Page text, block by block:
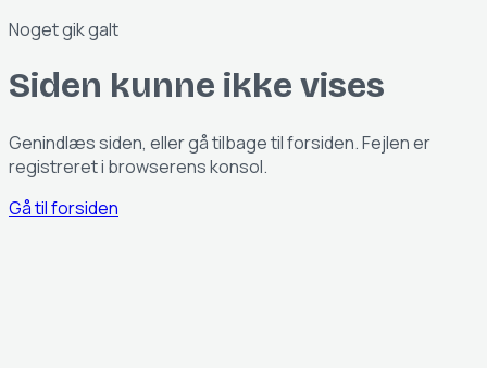
Noget gik galt
Siden kunne ikke vises
Genindlæs siden, eller gå tilbage til forsiden. Fejlen er
registreret i browserens konsol.
Gå til forsiden